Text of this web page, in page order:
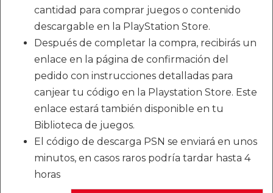
cantidad para comprar juegos o contenido
descargable en la PlayStation Store.
Después de completar la compra, recibirás un
enlace en la página de confirmación del
pedido con instrucciones detalladas para
canjear tu código en la Playstation Store. Este
enlace estará también disponible en tu
Biblioteca de juegos.
El código de descarga PSN se enviará en unos
minutos, en casos raros podría tardar hasta 4
horas